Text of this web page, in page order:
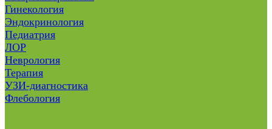
Гинекология
Эндокринология
Педиатрия
ЛОР
Неврология
Терапия
УЗИ-диагностика
Флебология